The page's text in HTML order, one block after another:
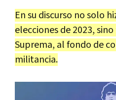
En su discurso no solo
elecciones de 2023,
Suprema, al fondo de
militancia.